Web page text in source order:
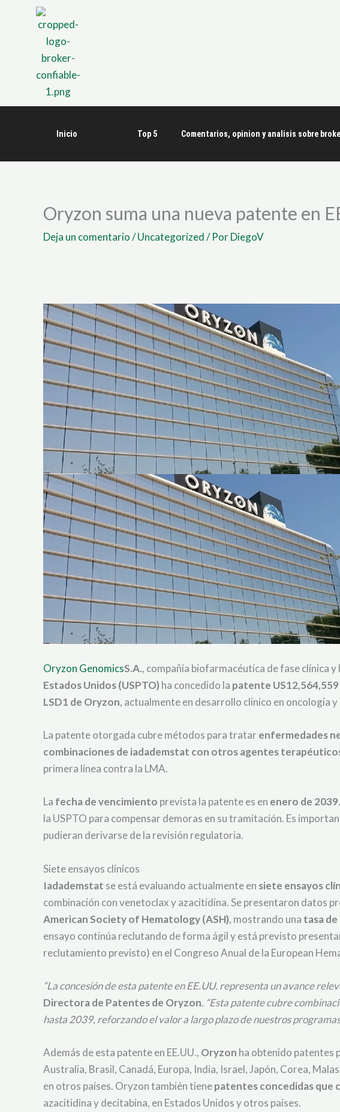
Inicio Top 5 Comentarios, opinion y analisis sobre
Oryzon suma una nueva patente en
Deja un comentario/Uncategorized/ PorDiegoV
Oryzon GenomicsS.A., compañía biofarmacéutica de fase clínica
Estados Unidos (USPTO) ha concedido la patente US12,564,559
LSD1 de Oryzon, actualmente en desarrollo clínico en oncología
La patente otorgada cubre métodos para tratar enfermedades
combinaciones de iadademstat con otros agentes
primera línea contra la LMA.
La fecha de vencimiento prevista la patente es en enero de 2039
la USPTO para compensar demoras en su tramitación. Es
pudieran derivarse de la revisión regulatoria.
Siete ensayos clínicos
Iadademstat se está evaluando actualmente en siete ensayos
combinación con venetoclax y azacitidina. Se presentaron datos
American Society of Hematology (ASH), mostrando una tasa
ensayo continúa reclutando de forma ágil y está previsto
reclutamiento previsto) en el Congreso Anual de la European
“La concesión de esta patente en EE.UU. representa un avance
Directora de Patentes de Oryzon. “Esta patente cubre
hasta 2039, reforzando el valor a largo plazo de nuestros programas
Además de esta patente en EE.UU., Oryzon ha obtenido patentes
Australia, Brasil, Canadá, Europa, India, Israel, Japón, Corea,
en otros países. Oryzon también tienepatentes concedidas que
azacitidina y decitabina, en Estados Unidos y otros países.